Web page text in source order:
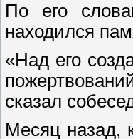
По его
находился
«Над его
сказал
Месяц назад,